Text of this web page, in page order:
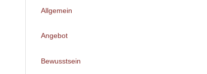
Allgemein
Angebot
Bewusstsein